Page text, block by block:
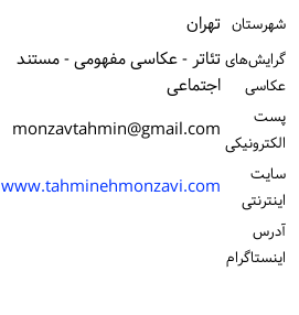
شهرستان تهران
گرایش‌های
عکاسی
تئاتر - عکاسی مفهومی - مستند
اجتماعی
پست
الكترونیكی monzavtahmin@gmail.com
سایت
اینترنتی
www.tahminehmonzavi.com
آدرس
اینستاگرام